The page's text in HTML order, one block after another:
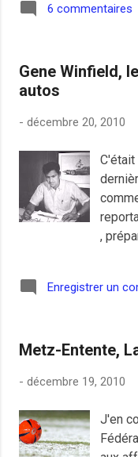
aux
en
peu,
ses
retrait
de
euros
contre
6 commentaires
Gene Winfield,
autos
- décembre 20, 2010
C'était
,
pas
les
Enregistrer un
Metz-Entente,
- décembre 19, 2010
J'en